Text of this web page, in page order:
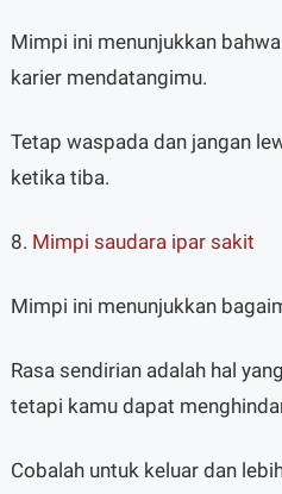
Mimpi ini menunjukkan
karier mendatangimu.
Tetap waspada dan jangan
ketika tiba.
8. Mimpi saudara ipar sakit
Mimpi ini menunjukkan
Rasa sendirian adalah hal
tetapi kamu dapat
Cobalah untuk keluar dan